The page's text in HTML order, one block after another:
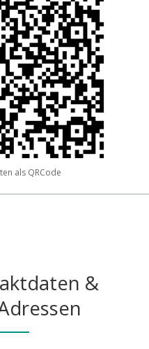
als QRCode
&